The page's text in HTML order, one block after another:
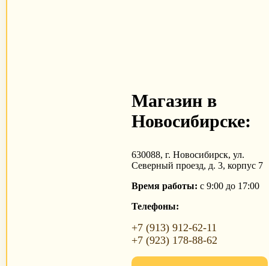
Магазин в
Новосибирске:
630088, г. Новосибирск, ул.
Северный проезд, д. 3, корпус 7
Время работы: с 9:00 до 17:00
Телефоны:
+7 (913) 912-62-11
+7 (923) 178-88-62